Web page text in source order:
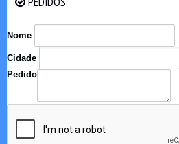
Nome
Cidade
Pedido